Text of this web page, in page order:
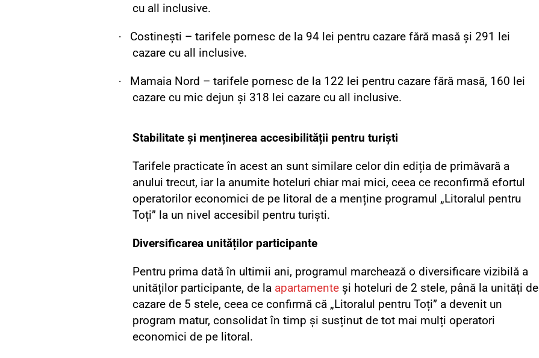
cu all inclusive.
·
Costinești – tarifele pornesc de la 94 lei pentru cazare fără masă și 291 lei
cazare cu all inclusive.
·
Mamaia Nord – tarifele pornesc de la 122 lei pentru cazare fără masă, 160 lei
cazare cu mic dejun și 318 lei cazare cu all inclusive.
Stabilitate și menținerea accesibilității pentru turiști
Tarifele practicate în acest an sunt similare celor din ediția de primăvară a
anului trecut, iar la anumite hoteluri chiar mai mici, ceea ce reconfirmă efortul
operatorilor economici de pe litoral de a menține programul „Litoralul pentru
Toți” la un nivel accesibil pentru turiști.
Diversificarea unităților participante
Pentru prima dată în ultimii ani, programul marchează o diversificare vizibilă a
unităților participante, de la apartamenteși hoteluri de 2 stele, până la unități de
cazare de 5 stele, ceea ce confirmă că „Litoralul pentru Toți” a devenit un
program matur, consolidat în timp și susținut de tot mai mulți operatori
economici de pe litoral.